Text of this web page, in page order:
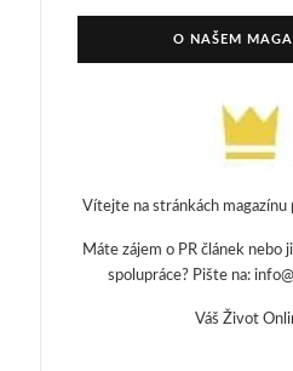
O NAŠEM
Vítejte na stránkách magazínu
Máte zájem o PR článek nebo
spolupráce? Pište na:
Váš Život